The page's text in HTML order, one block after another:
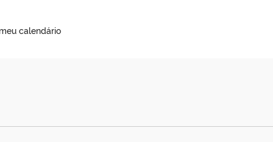
calendário